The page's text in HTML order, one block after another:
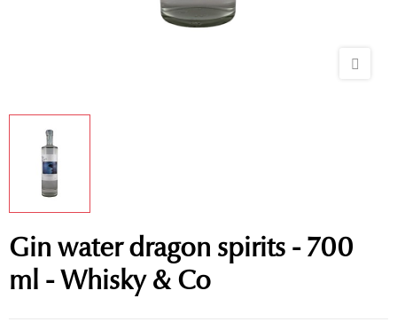
Gin water dragon spirits - 700
ml - Whisky & Co